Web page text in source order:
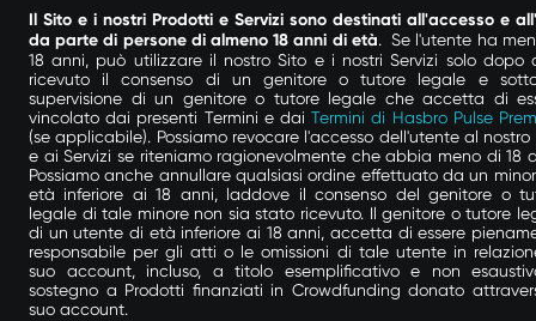
Il Sito e i nostri Prodotti e Servizi sono destinati all'accesso e
da parte di persone di almeno 18 anni di età. Se l'utente ha
18 anni, può utilizzare il nostro Sito e i nostri Servizi solo dopo
ricevuto il consenso di un genitore o tutore legale e
supervisione di un genitore o tutore legale che accetta di
vincolato dai presenti Termini e daiTermini di Hasbro Pulse
(se applicabile). Possiamo revocare l'accesso dell'utente al nostro
e ai Servizi se riteniamo ragionevolmente che abbia meno di 18
Possiamo anche annullare qualsiasi ordine effettuato da un
età inferiore ai 18 anni, laddove il consenso del genitore o
legale di tale minore non sia stato ricevuto. Il genitore o tutore
di un utente di età inferiore ai 18 anni, accetta di essere
responsabile per gli atti o le omissioni di tale utente in
suo account, incluso, a titolo esemplificativo e non
sostegno a Prodotti finanziati in Crowdfunding donato
suo account.